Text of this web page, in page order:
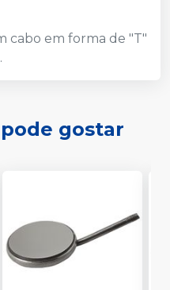
cabo em forma de "T"
gostar